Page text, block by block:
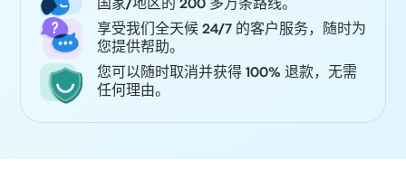
国家/地区的 200 多万条路线。
享受我们全天候 24/7 的客户服务，随时为
您提供帮助。
您可以随时取消并获得 100% 退款，无需
任何理由。